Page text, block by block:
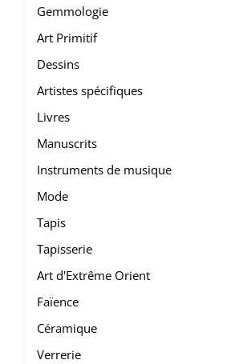
Gemmologie
Art Primitif
Dessins
Artistes spécifiques
Livres
Manuscrits
Instruments de musique
Mode
Tapis
Tapisserie
Art d'Extrême Orient
Faïence
Céramique
Verrerie